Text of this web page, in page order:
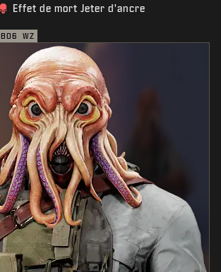
Effet de mort Jeter d'ancre
BO6 WZ